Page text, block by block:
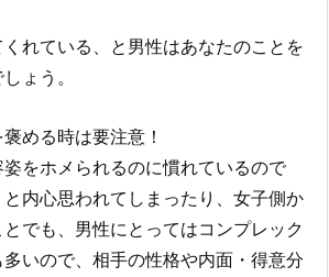
れている、と男性はあなたのことを
ょう。
める時は要注意！
をホメられるのに慣れているので
と内心思われてしまったり、女子側か
でも、男性にとってはコンプレック
いので、相手の性格や内面・得意分